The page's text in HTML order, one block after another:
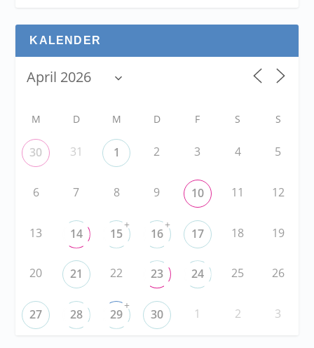
KALENDER
M D M D F S S
30 31 1 2 3 4 5
6 7 8 9 10 11 12
13 14 15
+
16
+
17 18 19
20 21 22 23 24 25 26
27 28 29
+
30 1 2 3